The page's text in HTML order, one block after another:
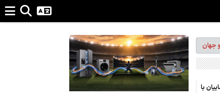
جهان
با